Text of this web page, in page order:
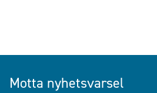
Motta nyhetsvarsel